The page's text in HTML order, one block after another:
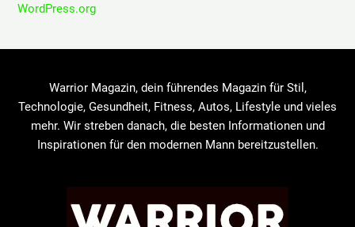
WordPress.org
Warrior Magazin, dein führendes Magazin für Stil,
Technologie, Gesundheit, Fitness, Autos, Lifestyle und vieles
mehr. Wir streben danach, die besten Informationen und
Inspirationen für den modernen Mann bereitzustellen.